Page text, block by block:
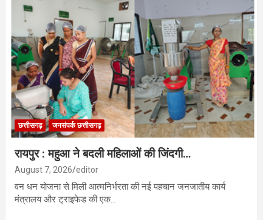
छत्तीसगढ़ जनसंपर्क छत्तीसगढ़
रायपुर : महुआ ने बदली महिलाओं की जिंदगी…
August 7, 2026 editor
वन धन योजना से मिली आत्मनिर्भरता की नई पहचान जनजातीय कार्य
मंत्रालय और ट्राइफेड की एक…